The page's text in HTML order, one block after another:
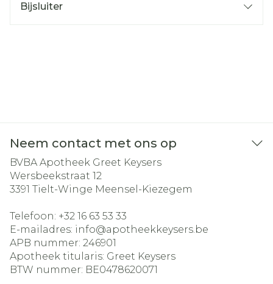
Bijsluiter
Neem contact met ons op
BVBA Apotheek Greet Keysers
Wersbeekstraat 12
3391 Tielt-Winge Meensel-Kiezegem
Telefoon: +32 16 63 53 33
E-mailadres: info@apotheekkeysers.be
APB nummer: 246901
Apotheek titularis: Greet Keysers
BTW nummer: BE0478620071